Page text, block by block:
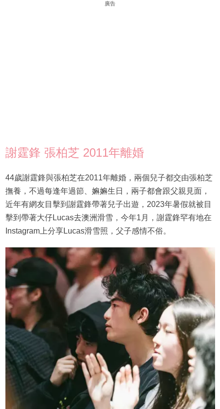
廣告
謝霆鋒 張柏芝 2011年離婚
44歲謝霆鋒與張柏芝在2011年離婚，兩個兒子都交由張柏芝
撫養，不過每逢年過節、嫲嫲生日，兩子都會跟父親見面，
近年有網友目擊到謝霆鋒帶著兒子出遊，2023年暑假就被目
擊到帶著大仔Lucas去澳洲滑雪，今年1月，謝霆鋒罕有地在
Instagram上分享Lucas滑雪照，父子感情不俗。